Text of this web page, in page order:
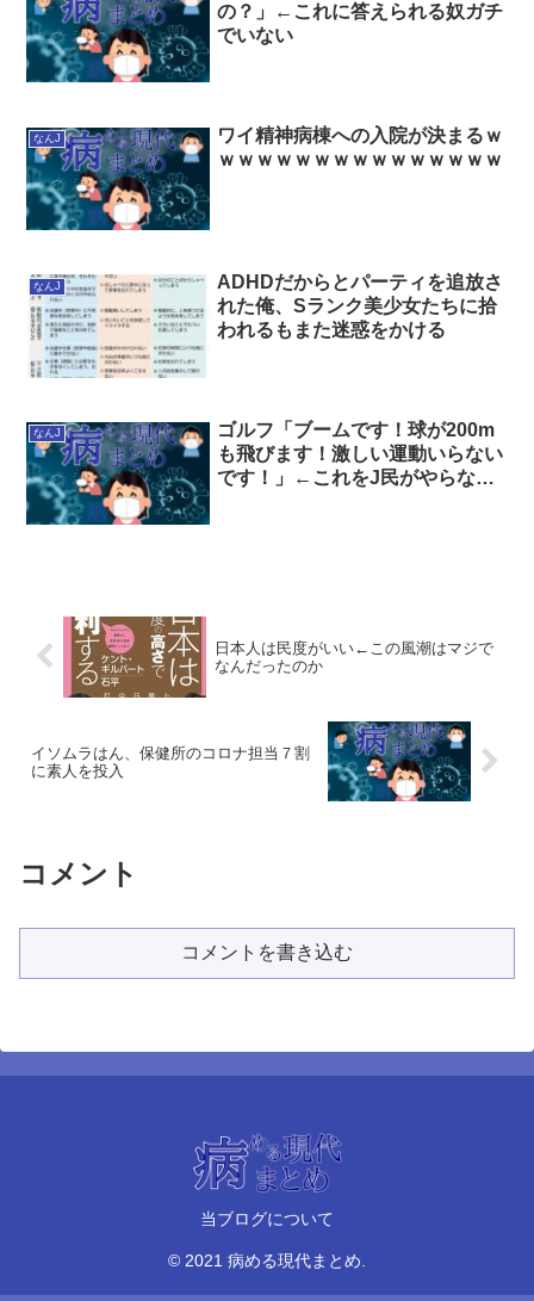
の？」←これに答えられる奴ガチ
でいない
なんJ
ワイ精神病棟への入院が決まるｗ
ｗｗｗｗｗｗｗｗｗｗｗｗｗｗｗ
なんJ
ADHDだからとパーティを追放さ
れた俺、Sランク美少女たちに拾
われるもまた迷惑をかける
なんJ
ゴルフ「ブームです！球が200m
も飛びます！激しい運動いらない
です！」←これをJ民がやらない
日本人は民度がいい←この風潮はマジで
なんだったのか
イソムラはん、保健所のコロナ担当７割
に素人を投入
コメント
コメントを書き込む
当ブログについて
© 2021 病める現代まとめ.